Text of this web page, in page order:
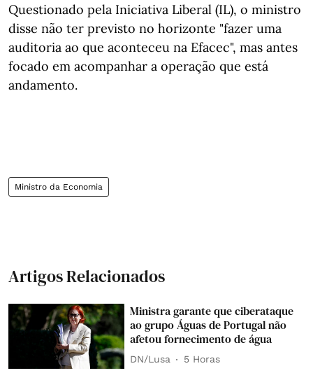
Questionado pela Iniciativa Liberal (IL), o ministro
disse não ter previsto no horizonte "fazer uma
auditoria ao que aconteceu na Efacec", mas antes
focado em acompanhar a operação que está
andamento.
Ministro da Economia
Artigos Relacionados
Ministra garante que ciberataque
ao grupo Águas de Portugal não
afetou fornecimento de água
DN/Lusa 5 Horas